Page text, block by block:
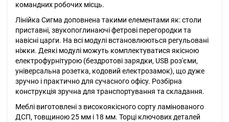
командних робочих місць.
Лінійка Сигма доповнена такими елементами як: столи
приставні, звукопоглинаючі фетрові перегородки та
навісні царги. На всі модулі встановлюються регульовані
ніжки. Деякі модулі можуть комплектуватися якісною
електрофурнітурою (бездротові зарядки, USB роз'єми,
універсальна розетка, кодовий електрозамок), що дуже
зручно і практично для сучасного офісу. Розбірна
конструкція зручна для транспортування та складання.
Меблі виготовлені з високоякісного сорту ламінованого
ДСП, товщиною 25 мм і 18 мм. Торці ключових деталей